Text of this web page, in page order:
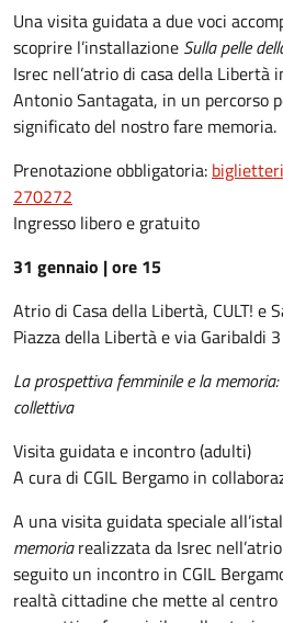
Una visita guidata a due voci
scoprire l’installazione Sulla pelle
Isrec nell’atrio di casa della Libertà
Antonio Santagata, in un percorso
significato del nostro fare memoria.
Prenotazione obbligatoria:
270272
Ingresso libero e gratuito
31 gennaio | ore 15
Atrio di Casa della Libertà, CULT! e
Piazza della Libertà e via Garibaldi 3
La prospettiva femminile e la
collettiva
Visita guidata e incontro (adulti)
A cura di CGIL Bergamo in
A una visita guidata speciale
memoriarealizzata da Isrec
seguito un incontro in CGIL
realtà cittadine che mette al centro